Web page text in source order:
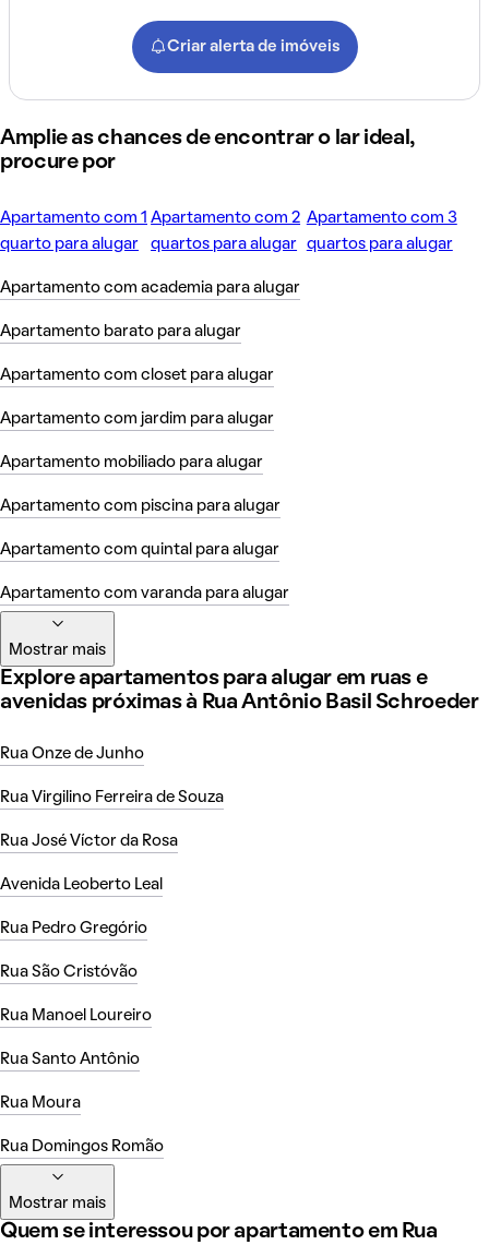
Criar alerta de imóveis
Amplie as chances de encontrar o lar ideal,
procure por
Apartamento com 1
quarto para alugar
Apartamento com 2
quartos para alugar
Apartamento com 3
quartos para alugar
Apartamento com academia para alugar
Apartamento barato para alugar
Apartamento com closet para alugar
Apartamento com jardim para alugar
Apartamento mobiliado para alugar
Apartamento com piscina para alugar
Apartamento com quintal para alugar
Apartamento com varanda para alugar
Mostrar mais
Explore apartamentos para alugar em ruas e
avenidas próximas à Rua Antônio Basil Schroeder
Rua Onze de Junho
Rua Virgilino Ferreira de Souza
Rua José Víctor da Rosa
Avenida Leoberto Leal
Rua Pedro Gregório
Rua São Cristóvão
Rua Manoel Loureiro
Rua Santo Antônio
Rua Moura
Rua Domingos Romão
Mostrar mais
Quem se interessou por apartamento em Rua